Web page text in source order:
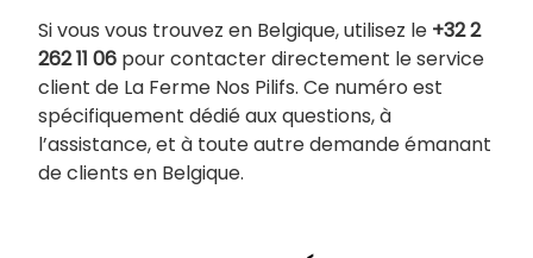
Si vous vous trouvez en Belgique, utilisez le +32 2
262 11 06 pour contacter directement le service
client de La Ferme Nos Pilifs. Ce numéro est
spécifiquement dédié aux questions, à
l’assistance, et à toute autre demande émanant
de clients en Belgique.